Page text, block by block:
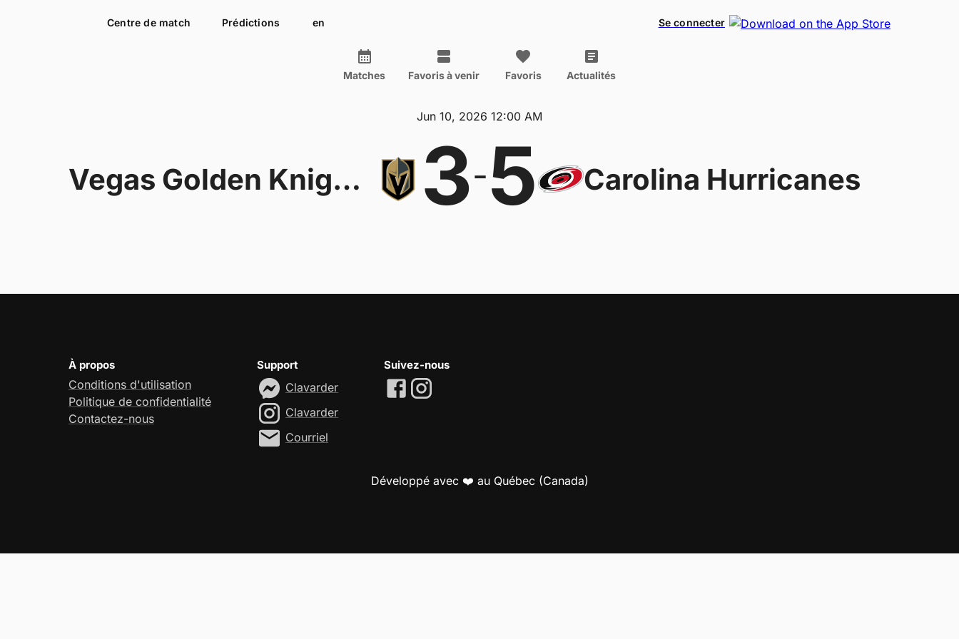
Centre de match Prédictions en Se connecter
Matches Favoris à venir Favoris Actualités
Jun 10, 2026 12:00 AM
Vegas Golden Knights 3-5 Carolina Hurricanes
À propos
Conditions d'utilisation
Politique de confidentialité
Contactez-nous
Support
Clavarder
Clavarder
Courriel
Suivez-nous
Développé avec ❤️ au Québec (Canada)